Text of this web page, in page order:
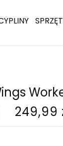
SPRZĘT
249,99